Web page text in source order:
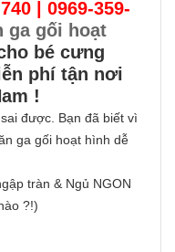
| 0969-359-
ga gối hoạt
bé cưng
phí tận nơi
!
được. Bạn đã biết vì
ga gối hoạt hình dễ
tràn & Ngủ NGON
?!)